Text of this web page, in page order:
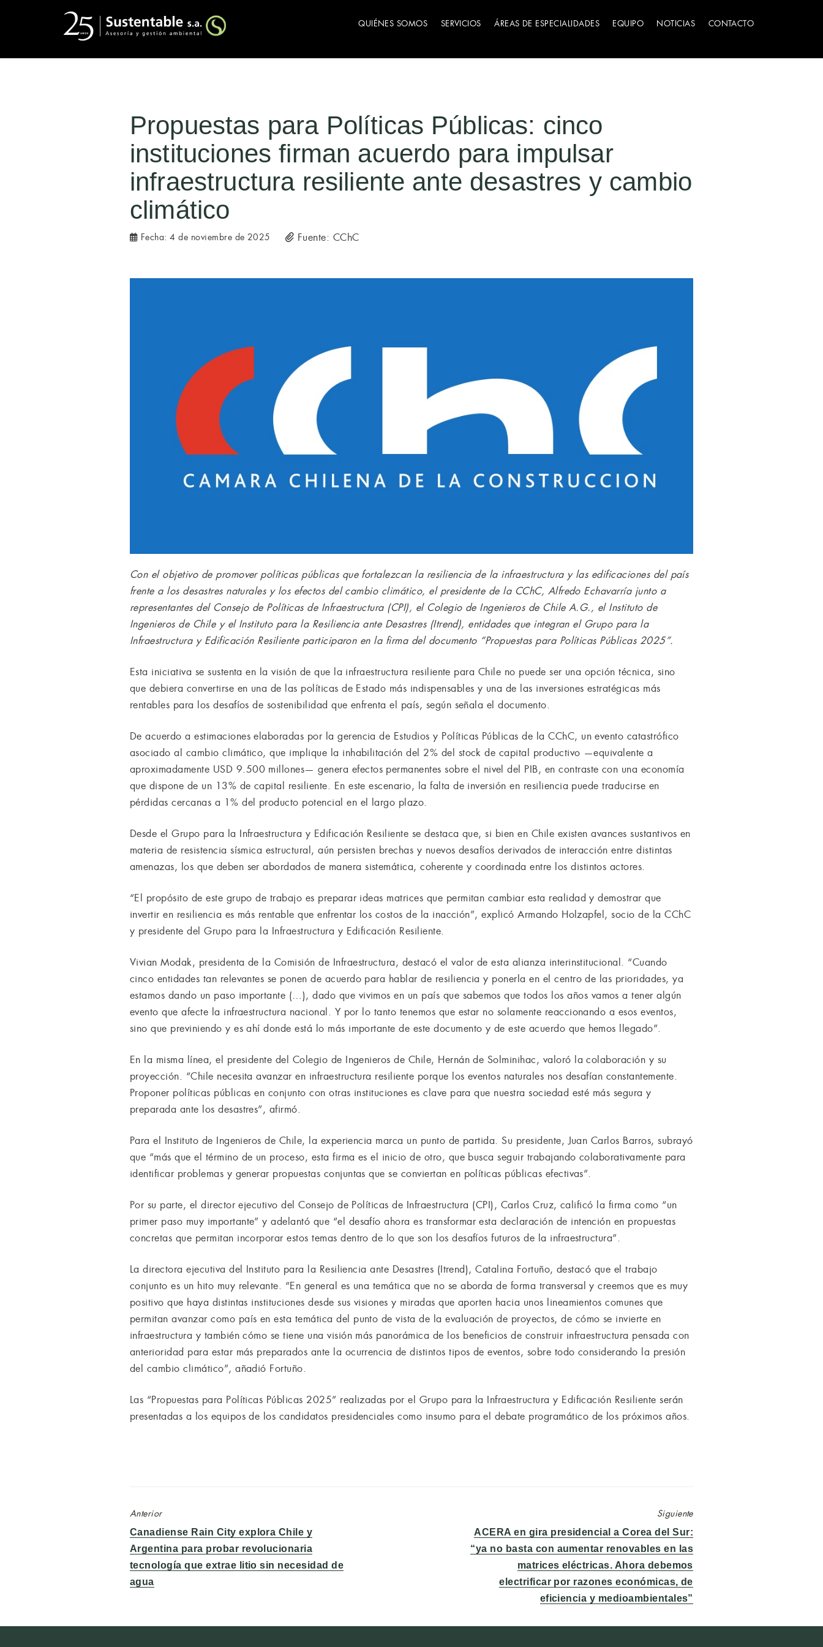
QUIÉNES SOMOS SERVICIOS ÁREAS DE ESPECIALIDADES EQUIPO NOTICIAS CONTACTO
Propuestas para Políticas Públicas: cinco
instituciones firman acuerdo para impulsar
infraestructura resiliente ante desastres y cambio
climático
Fecha:4 de noviembre de 2025 Fuente: CChC
Con el objetivo de promover políticas públicas que fortalezcan la resiliencia de la infraestructura y las edificaciones del país
frente a los desastres naturales y los efectos del cambio climático, el presidente de la CChC, Alfredo Echavarría junto a
representantes del Consejo de Políticas de Infraestructura (CPI), el Colegio de Ingenieros de Chile A.G., el Instituto de
Ingenieros de Chile y el Instituto para la Resiliencia ante Desastres (Itrend), entidades que integran el Grupo para la
Infraestructura y Edificación Resiliente participaron en la firma del documento “Propuestas para Políticas Públicas 2025”.
Esta iniciativa se sustenta en la visión de que la infraestructura resiliente para Chile no puede ser una opción técnica, sino
que debiera convertirse en una de las políticas de Estado más indispensables y una de las inversiones estratégicas más
rentables para los desafíos de sostenibilidad que enfrenta el país, según señala el documento.
De acuerdo a estimaciones elaboradas por la gerencia de Estudios y Políticas Públicas de la CChC, un evento catastrófico
asociado al cambio climático, que implique la inhabilitación del 2% del stock de capital productivo —equivalente a
aproximadamente USD 9.500 millones— genera efectos permanentes sobre el nivel del PIB, en contraste con una economía
que dispone de un 13% de capital resiliente. En este escenario, la falta de inversión en resiliencia puede traducirse en
pérdidas cercanas a 1% del producto potencial en el largo plazo.
Desde el Grupo para la Infraestructura y Edificación Resiliente se destaca que, si bien en Chile existen avances sustantivos en
materia de resistencia sísmica estructural, aún persisten brechas y nuevos desafíos derivados de interacción entre distintas
amenazas, los que deben ser abordados de manera sistemática, coherente y coordinada entre los distintos actores.
“El propósito de este grupo de trabajo es preparar ideas matrices que permitan cambiar esta realidad y demostrar que
invertir en resiliencia es más rentable que enfrentar los costos de la inacción”, explicó Armando Holzapfel, socio de la CChC
y presidente del Grupo para la Infraestructura y Edificación Resiliente.
Vivian Modak, presidenta de la Comisión de Infraestructura, destacó el valor de esta alianza interinstitucional. “Cuando
cinco entidades tan relevantes se ponen de acuerdo para hablar de resiliencia y ponerla en el centro de las prioridades, ya
estamos dando un paso importante (…), dado que vivimos en un país que sabemos que todos los años vamos a tener algún
evento que afecte la infraestructura nacional. Y por lo tanto tenemos que estar no solamente reaccionando a esos eventos,
sino que previniendo y es ahí donde está lo más importante de este documento y de este acuerdo que hemos llegado”.
En la misma línea, el presidente del Colegio de Ingenieros de Chile, Hernán de Solminihac, valoró la colaboración y su
proyección. “Chile necesita avanzar en infraestructura resiliente porque los eventos naturales nos desafían constantemente.
Proponer políticas públicas en conjunto con otras instituciones es clave para que nuestra sociedad esté más segura y
preparada ante los desastres”, afirmó.
Para el Instituto de Ingenieros de Chile, la experiencia marca un punto de partida. Su presidente, Juan Carlos Barros, subrayó
que “más que el término de un proceso, esta firma es el inicio de otro, que busca seguir trabajando colaborativamente para
identificar problemas y generar propuestas conjuntas que se conviertan en políticas públicas efectivas”.
Por su parte, el director ejecutivo del Consejo de Políticas de Infraestructura (CPI), Carlos Cruz, calificó la firma como “un
primer paso muy importante” y adelantó que “el desafío ahora es transformar esta declaración de intención en propuestas
concretas que permitan incorporar estos temas dentro de lo que son los desafíos futuros de la infraestructura”.
La directora ejecutiva del Instituto para la Resiliencia ante Desastres (Itrend), Catalina Fortuño, destacó que el trabajo
conjunto es un hito muy relevante. “En general es una temática que no se aborda de forma transversal y creemos que es muy
positivo que haya distintas instituciones desde sus visiones y miradas que aporten hacia unos lineamientos comunes que
permitan avanzar como país en esta temática del punto de vista de la evaluación de proyectos, de cómo se invierte en
infraestructura y también cómo se tiene una visión más panorámica de los beneficios de construir infraestructura pensada con
anterioridad para estar más preparados ante la ocurrencia de distintos tipos de eventos, sobre todo considerando la presión
del cambio climático”, añadió Fortuño.
Las “Propuestas para Políticas Públicas 2025” realizadas por el Grupo para la Infraestructura y Edificación Resiliente serán
presentadas a los equipos de los candidatos presidenciales como insumo para el debate programático de los próximos años.
Anterior
Entrada
anterior:
Canadiense Rain City explora Chile y
Argentina para probar revolucionaria
tecnología que extrae litio sin necesidad de
agua
Siguiente
Entrada
siguiente:
ACERA en gira presidencial a Corea del Sur:
“ya no basta con aumentar renovables en las
matrices eléctricas. Ahora debemos
electrificar por razones económicas, de
eficiencia y medioambientales”